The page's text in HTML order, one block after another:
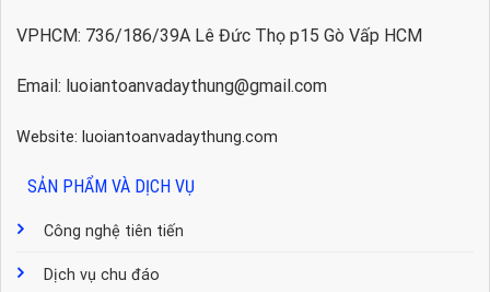
VPHCM: 736/186/39A Lê Đức Thọ p15 Gò Vấp HCM
Email: luoiantoanvadaythung@gmail.com
Website: luoiantoanvadaythung.com
SẢN PHẨM VÀ DỊCH VỤ
Công nghệ tiên tiến
Dịch vụ chu đáo